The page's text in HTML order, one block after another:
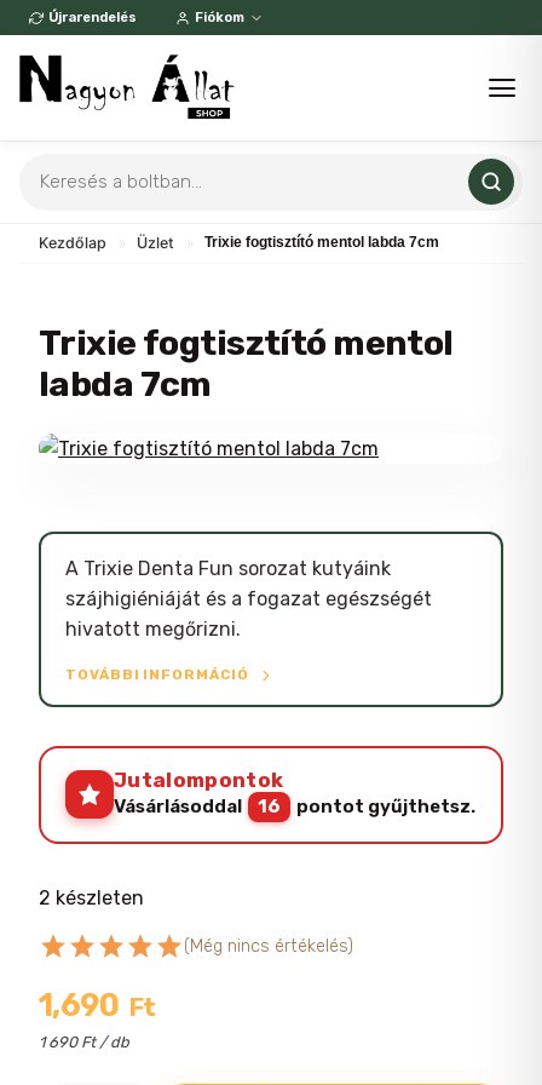
Skip
content
Újrarendelés Fiókom
search
Kezdőlap Üzlet Trixie fogtisztító mentol labda 7cm
Trixie fogtisztító mentol
labda 7cm
starstarstarstarstar(Még nincs értékelés)
1,690 Ft
1 690 Ft / db
A Trixie Denta Fun sorozat kutyáink
szájhigiéniáját és a fogazat egészségét
hivatott megőrizni.
TOVÁBBI INFORMÁCIÓ
Jutalompontok
Vásárlásoddal 16 pontot gyűjthetsz.
2 készleten